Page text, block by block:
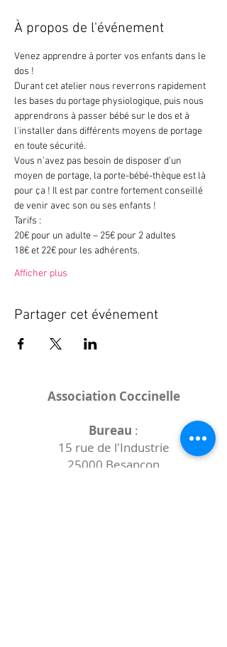
À propos de l'événement
Venez apprendre à porter vos enfants dans le
dos !
Durant cet atelier nous reverrons rapidement
les bases du portage physiologique, puis nous
apprendrons à passer bébé sur le dos et à
l'installer dans différents moyens de portage
en toute sécurité.
Vous n’avez pas besoin de disposer d’un
moyen de portage, la porte-bébé-thèque est là
pour ça ! Il est par contre fortement conseillé
de venir avec son ou ses enfants !
Tarifs :
20€ pour un adulte – 25€ pour 2 adultes
18€ et 22€ pour les adhérents.
Afficher plus
Partager cet événement
Association Coccinelle
Bureau :
15 rue de l'Industrie
25000 Besançon